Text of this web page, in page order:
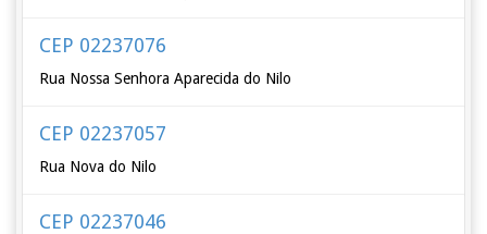
CEP 02237076
Rua Nossa Senhora Aparecida do Nilo
CEP 02237057
Rua Nova do Nilo
CEP 02237046